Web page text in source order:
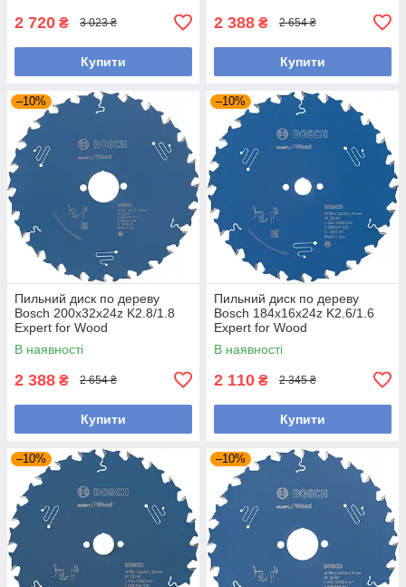
2 720 ₴ 3 023 ₴
Купити
2 388 ₴ 2 654 ₴
Купити
–10%
Пильний диск по дереву
Bosch 200x32x24z K2.8/1.8
Expert for Wood
В наявності
2 388 ₴ 2 654 ₴
Купити
–10%
Пильний диск по дереву
Bosch 184x16x24z K2.6/1.6
Expert for Wood
В наявності
2 110 ₴ 2 345 ₴
Купити
–10% –10%